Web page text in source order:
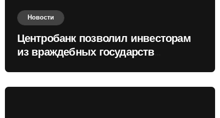
Новости
Центробанк позволил инвесторам
из враждебных государств